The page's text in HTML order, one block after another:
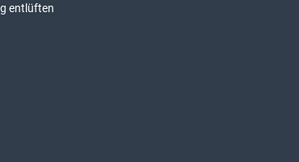
entlüften